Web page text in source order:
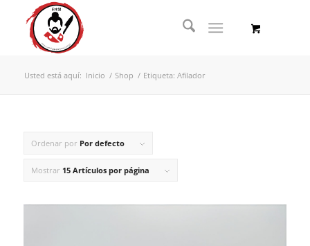
Usted está aquí: Inicio / Shop / Etiqueta: Afilador
Ordenar por Por defecto
Mostrar 15 Artículos por página